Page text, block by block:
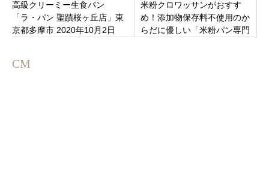
高級クリーミー生食パン
「ラ・パン 聖蹟桜ヶ丘店」東
京都多摩市 2020年10月2日
米粉クロワッサンがおすす
め！添加物保存料不使用のか
らだに優しい「米粉パン専門
CM